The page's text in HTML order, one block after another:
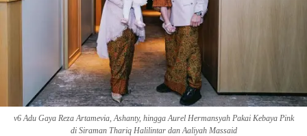
v6 Adu Gaya Reza Artamevia, Ashanty, hingga Aurel Hermansyah Pakai Kebaya Pink
di Siraman Thariq Halilintar dan Aaliyah Massaid